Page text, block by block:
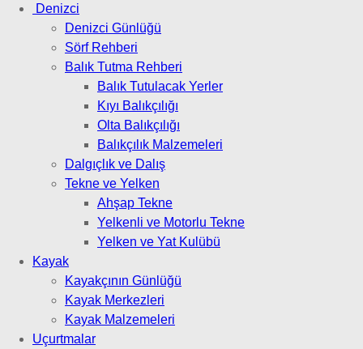
Denizci
Denizci Günlüğü
Sörf Rehberi
Balık Tutma Rehberi
Balık Tutulacak Yerler
Kıyı Balıkçılığı
Olta Balıkçılığı
Balıkçılık Malzemeleri
Dalgıçlık ve Dalış
Tekne ve Yelken
Ahşap Tekne
Yelkenli ve Motorlu Tekne
Yelken ve Yat Kulübü
Kayak
Kayakçının Günlüğü
Kayak Merkezleri
Kayak Malzemeleri
Uçurtmalar